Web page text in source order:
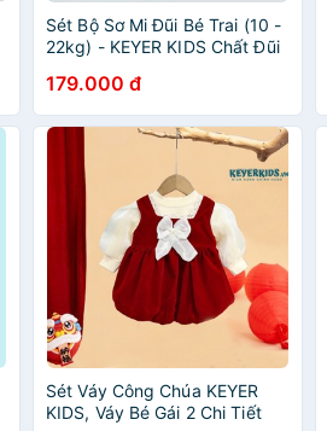
Sét Bộ Sơ Mi Đũi Bé Trai (10 -
22kg) - KEYER KIDS Chất Đũi
Bẻ có túi kết hợp quần short
SM003
179.000 đ
Sét Váy Công Chúa KEYER
KIDS, Váy Bé Gái 2 Chi Tiết